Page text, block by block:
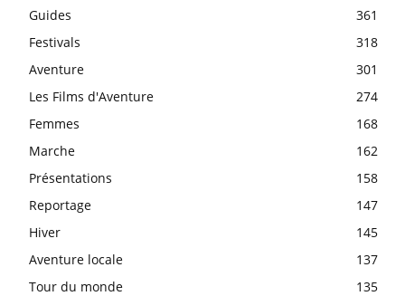
Guides
361
Festivals
318
Aventure
301
Les Films d'Aventure
274
Femmes
168
Marche
162
Présentations
158
Reportage
147
Hiver
145
Aventure locale
137
Tour du monde
135